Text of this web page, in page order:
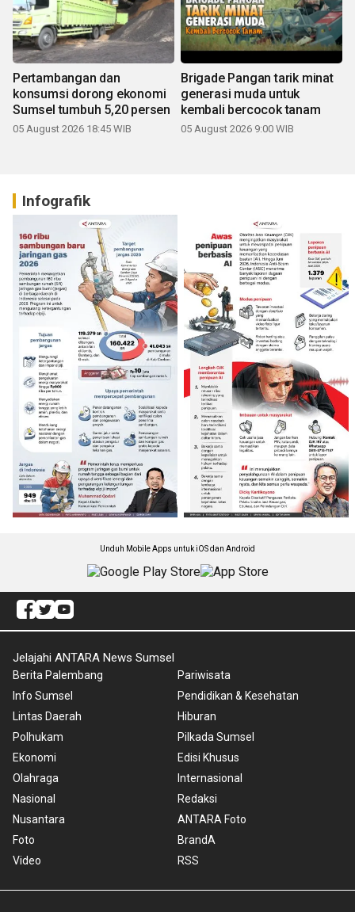
Pertambangan dan
konsumsi dorong ekonomi
Sumsel tumbuh 5,20 persen
05 August 2026 18:45 WIB
Brigade Pangan tarik minat
generasi muda untuk
kembali bercocok tanam
05 August 2026 9:00 WIB
Infografik
Unduh Mobile Apps untuk iOS dan Android
Jelajahi ANTARA News Sumsel
Berita Palembang
Info Sumsel
Lintas Daerah
Polhukam
Ekonomi
Olahraga
Nasional
Nusantara
Foto
Video
Pariwisata
Pendidikan & Kesehatan
Hiburan
Pilkada Sumsel
Edisi Khusus
Internasional
Redaksi
ANTARA Foto
BrandA
RSS